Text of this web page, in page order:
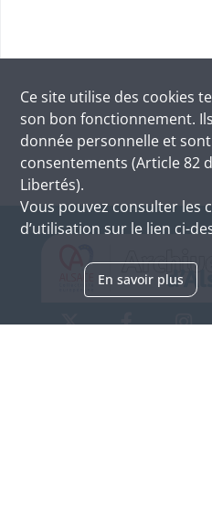
Ce site utilise des cookies
son bon fonctionnement.
donnée personnelle et
consentements (Article 82
Libertés).
Vous pouvez consulter les
d’utilisation sur le lien ci-
En savoir plus